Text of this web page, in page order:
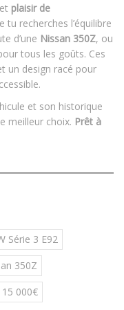
plaisir de
tu recherches l’équilibre
d’une Nissan 350Z, ou
tous les goûts. Ces
un design racé pour
et son historique
meilleur choix. Prêt à
Série 3 E92
350Z
000€